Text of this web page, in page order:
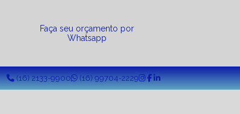
Faça seu orçamento por
Whatsapp
(16) 2133-9900 (16) 99704-2229